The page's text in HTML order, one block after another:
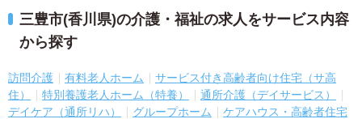
三豊市(香川県)の介護・福祉の求人をサービス内容
から探す
訪問介護 有料老人ホーム
サービス付き高齢者向け住宅（サ高
住）
特別養護老人ホーム（特養）
通所介護（デイサービス）
デイケア（通所リハ）
グループホーム
ケアハウス・高齢者住宅